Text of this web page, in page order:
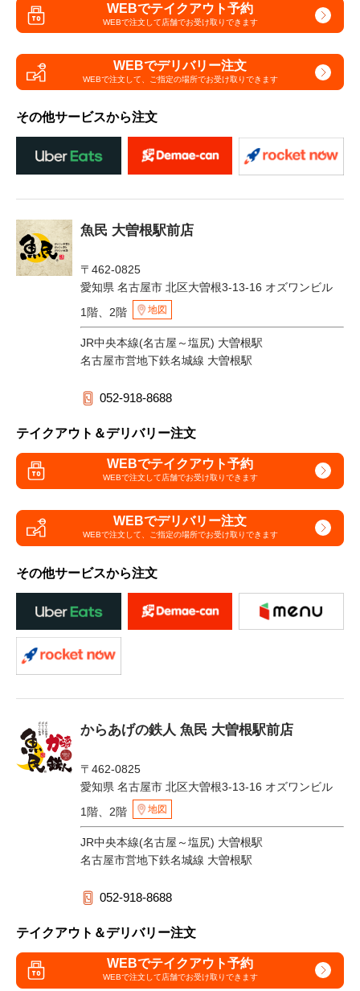
WEBでテイクアウト予約
WEBで注文して店舗でお受け取りできます
WEBでデリバリー注文
WEBで注文して、 ご指定の場所でお受け取りできます
その他サービスから注文
魚民 大曽根駅前店
〒462-0825
愛知県 名古屋市 北区大曽根3-13-16 オズワンビル
1階、2階
地図
JR中央本線(名古屋～塩尻) 大曽根駅
名古屋市営地下鉄名城線 大曽根駅
052-918-8688
テイクアウト＆デリバリー注文
WEBでテイクアウト予約
WEBで注文して店舗でお受け取りできます
WEBでデリバリー注文
WEBで注文して、 ご指定の場所でお受け取りできます
その他サービスから注文
からあげの鉄人 魚民 大曽根駅前店
〒462-0825
愛知県 名古屋市 北区大曽根3-13-16 オズワンビル
1階、2階
地図
JR中央本線(名古屋～塩尻) 大曽根駅
名古屋市営地下鉄名城線 大曽根駅
052-918-8688
テイクアウト＆デリバリー注文
WEBでテイクアウト予約
WEBで注文して店舗でお受け取りできます